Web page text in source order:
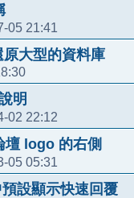
05 21:41
大型的資料庫
明
02 22:12
壇 logo 的右側
05 05:31
設顯示快速回覆